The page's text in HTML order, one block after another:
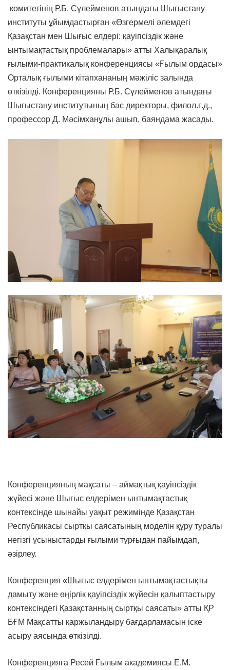
комитетінің Р.Б. Сүлейменов атындағы Шығыстану
институты ұйымдастырған «Өзгермелі әлемдегі
Қазақстан мен Шығыс елдері: қауіпсіздік және
ынтымақтастық проблемалары» атты Халықаралық
ғылыми-практикалық конференциясы «Ғылым ордасы»
Орталық ғылыми кітапхананың мәжіліс залында
өткізілді. Конференцияны Р.Б. Сүлейменов атындағы
Шығыстану институтының бас директоры, филол.ғ.д.,
профессор Д. Мәсімханұлы ашып, баяндама жасады.
Конференцияның мақсаты – аймақтық қауіпсіздік
жүйесі және Шығыс елдерімен ынтымақтастық
контексінде шынайы уақыт режимінде Қазақстан
Республикасы сыртқы саясатының моделін құру туралы
негізгі ұсыныстарды ғылыми тұрғыдан пайымдап,
әзірлеу.
Конференция «Шығыс елдерімен ынтымақтастықты
дамыту және өңірлік қауіпсіздік жүйесін қалыптастыру
контексіндегі Қазақстанның сыртқы саясаты» атты ҚР
БҒМ Мақсатты қаржыландыру бағдарламасын іске
асыру аясында өткізілді.
Конференцияға Ресей Ғылым академиясы Е.М.